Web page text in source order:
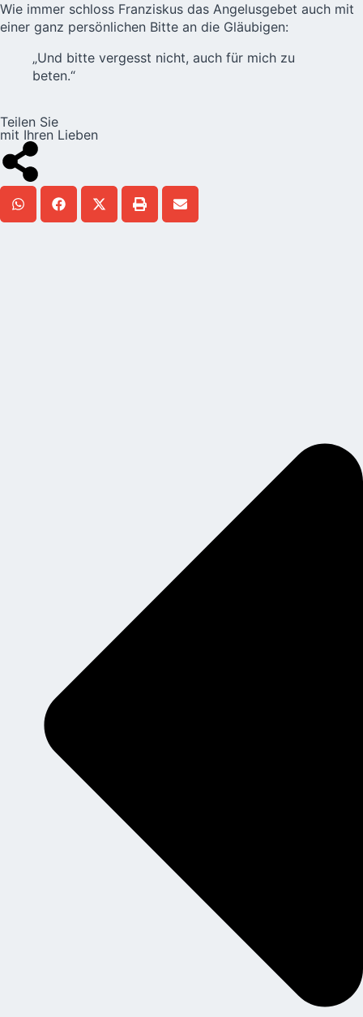
Wie immer schloss Franziskus das Angelusgebet auch mit
einer ganz persönlichen Bitte an die Gläubigen:
„Und bitte vergesst nicht, auch für mich zu
beten.“
Teilen Sie
mit Ihren Lieben